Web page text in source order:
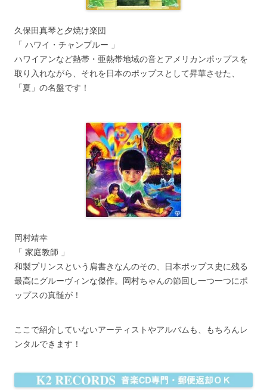
久保田真琴と夕焼け楽団
「 ハワイ・チャンプルー 」
ハワイアンなど熱帯・亜熱帯地域の音とアメリカンポップスを
取り入れながら、それを日本のポップスとして昇華させた、
「夏」の名盤です！
岡村靖幸
「 家庭教師 」
和製プリンスという肩書きなんのその、日本ポップス史に残る
最高にグルーヴィンな傑作。岡村ちゃんの節回し一つ一つにポ
ップスの真髄が！
ここで紹介していないアーティストやアルバムも、もちろんレ
ンタルできます！